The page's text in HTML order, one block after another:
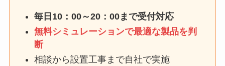
毎日10：00～20：00まで受付対応
無料シミュレーションで最適な製品を判
断
相談から設置工事まで自社で実施